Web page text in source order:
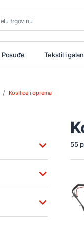
Posuđe Tekstil i
Kosilice i oprema
55